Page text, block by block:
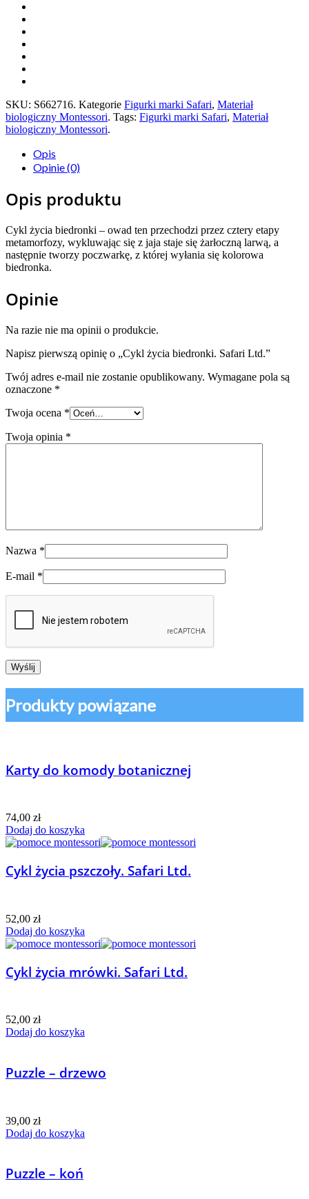
SKU: S662716. Kategorie Figurki marki Safari, Materiał
biologiczny Montessori. Tags: Figurki marki Safari, Materiał
biologiczny Montessori.
Opis
Opinie (0)
Opis produktu
Cykl życia biedronki – owad ten przechodzi przez cztery etapy
metamorfozy, wykluwając się z jaja staje się żarłoczną larwą, a
następnie tworzy poczwarkę, z której wyłania się kolorowa
biedronka.
Opinie
Na razie nie ma opinii o produkcie.
Napisz pierwszą opinię o „Cykl życia biedronki. Safari Ltd.”
Twój adres e-mail nie zostanie opublikowany. Wymagane pola są
oznaczone *
Twoja ocena *
Twoja opinia *
Nazwa *
E-mail *
Produkty powiązane
Karty do komody botanicznej
74,00 zł
Dodaj do koszyka
Cykl życia pszczoły. Safari Ltd.
52,00 zł
Dodaj do koszyka
Cykl życia mrówki. Safari Ltd.
52,00 zł
Dodaj do koszyka
Puzzle – drzewo
39,00 zł
Dodaj do koszyka
Puzzle – koń